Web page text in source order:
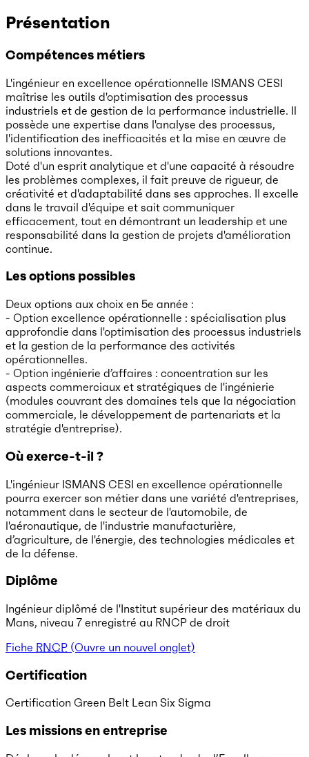
Présentation
Compétences métiers
L'ingénieur en excellence opérationnelle ISMANS CESI
maîtrise les outils d'optimisation des processus
industriels et de gestion de la performance industrielle. Il
possède une expertise dans l'analyse des processus,
l'identification des inefficacités et la mise en œuvre de
solutions innovantes.
Doté d'un esprit analytique et d'une capacité à résoudre
les problèmes complexes, il fait preuve de rigueur, de
créativité et d'adaptabilité dans ses approches. Il excelle
dans le travail d'équipe et sait communiquer
efficacement, tout en démontrant un leadership et une
responsabilité dans la gestion de projets d'amélioration
continue.
Les options possibles
Deux options aux choix en 5e année :
- Option excellence opérationnelle : spécialisation plus
approfondie dans l'optimisation des processus industriels
et la gestion de la performance des activités
opérationnelles.
- Option ingénierie d’affaires : concentration sur les
aspects commerciaux et stratégiques de l'ingénierie
(modules couvrant des domaines tels que la négociation
commerciale, le développement de partenariats et la
stratégie d'entreprise).
Où exerce-t-il ?
L'ingénieur ISMANS CESI en excellence opérationnelle
pourra exercer son métier dans une variété d'entreprises,
notamment dans le secteur de l'automobile, de
l'aéronautique, de l'industrie manufacturière,
d’agriculture, de l'énergie, des technologies médicales et
de la défense.
Diplôme
Ingénieur diplômé de l'Institut supérieur des matériaux du
Mans, niveau 7 enregistré au RNCP de droit
Fiche RNCP (Ouvre un nouvel onglet)
Certification
Certification Green Belt Lean Six Sigma
Les missions en entreprise